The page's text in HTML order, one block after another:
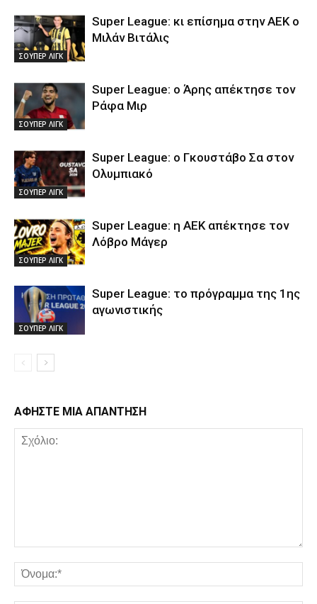
ΣΟΥΠΕΡ ΛΙΓΚ
Super League: κι επίσημα στην ΑΕΚ ο
Μιλάν Βιτάλις
ΣΟΥΠΕΡ ΛΙΓΚ
Super League: ο Άρης απέκτησε τον
Ράφα Μιρ
ΣΟΥΠΕΡ ΛΙΓΚ
Super League: ο Γκουστάβο Σα στον
Ολυμπιακό
ΣΟΥΠΕΡ ΛΙΓΚ
Super League: η ΑΕΚ απέκτησε τον
Λόβρο Μάγερ
ΣΟΥΠΕΡ ΛΙΓΚ
Super League: το πρόγραμμα της 1ης
αγωνιστικής
ΑΦΗΣΤΕ ΜΙΑ ΑΠΑΝΤΗΣΗ